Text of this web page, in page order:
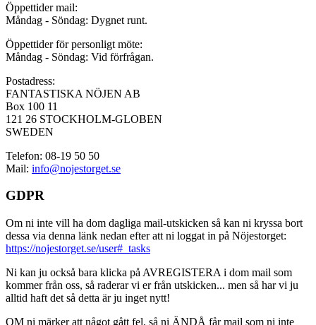
Öppettider mail:
Måndag - Söndag: Dygnet runt.
Öppettider för personligt möte:
Måndag - Söndag: Vid förfrågan.
Postadress:
FANTASTISKA NÖJEN AB
Box 100 11
121 26 STOCKHOLM-GLOBEN
SWEDEN
Telefon: 08-19 50 50
Mail: info@nojestorget.se
GDPR
Om ni inte vill ha dom dagliga mail-utskicken så kan ni kryssa bort
dessa via denna länk nedan efter att ni loggat in på Nöjestorget:
https://nojestorget.se/user#_tasks
Ni kan ju också bara klicka på AVREGISTERA i dom mail som
kommer från oss, så raderar vi er från utskicken... men så har vi ju
alltid haft det så detta är ju inget nytt!
OM ni märker att något gått fel, så ni ÄNDÅ får mail som ni inte